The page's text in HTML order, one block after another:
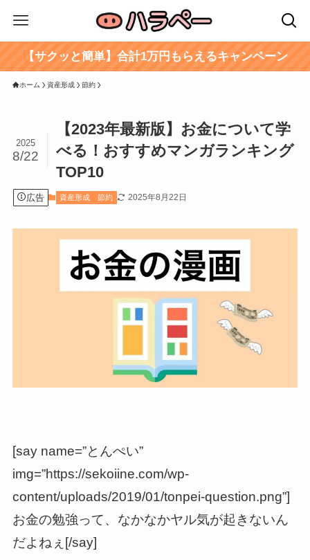
【サクッと簡単】合計1万円もらえるキャンペーン
ホーム 資産形成 節約
【2023年最新版】お金について学
べる！おすすめマンガランキング
TOP10
2025
8/22
広告 資産形成 節約 2025年8月22日
[say name=”とんぺい”
img=”https://sekoiine.com/wp-
content/uploads/2019/01/tonpei-question.png”]
お金の勉強って、なかなかヤル気が起きないん
だよねぇ[/say]